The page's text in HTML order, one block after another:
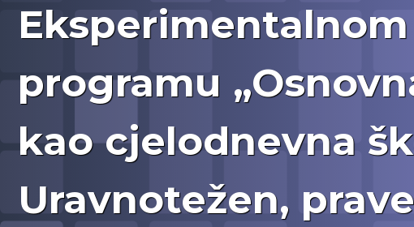
Eksperimentalnom
programu
kao cjelodnevna
Uravnotežen,